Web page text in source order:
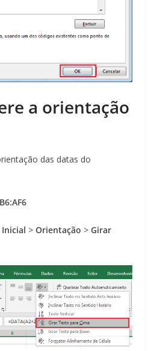
a orientação
das datas do
B6:AF6
Inicial > Orientação > Girar